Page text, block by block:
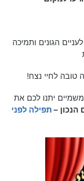
הגונים ותמיכה
טובה לחיי נצח!
יתנו לכם את
–תפילה לפני